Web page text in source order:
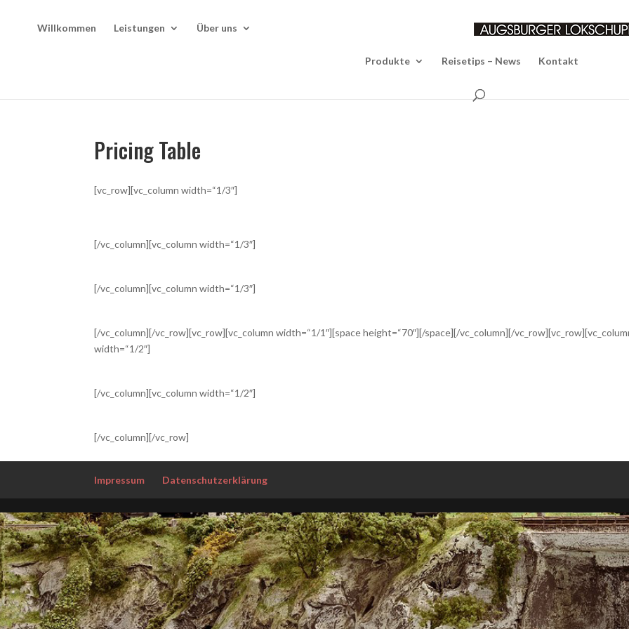
Willkommen Leistungen Über uns
Produkte Reisetips – News Kontakt
Pricing Table
[vc_row][vc_column width=“1/3″]
[/vc_column][vc_column width=“1/3″]
[/vc_column][vc_column width=“1/3″]
[/vc_column][/vc_row][vc_row][vc_column width=“1/1″][space height=“70″][/space][/vc_column][/
width=“1/2″]
[/vc_column][vc_column width=“1/2″]
[/vc_column][/vc_row]
Impressum Datenschutzerklärung